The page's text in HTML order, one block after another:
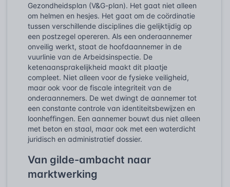
Gezondheidsplan (V&G-plan). Het gaat niet alleen
om helmen en hesjes. Het gaat om de coördinatie
tussen verschillende disciplines die gelijktijdig op
een postzegel opereren. Als een onderaannemer
onveilig werkt, staat de hoofdaannemer in de
vuurlinie van de Arbeidsinspectie. De
ketenaansprakelijkheid maakt dit plaatje
compleet. Niet alleen voor de fysieke veiligheid,
maar ook voor de fiscale integriteit van de
onderaannemers. De wet dwingt de aannemer tot
een constante controle van identiteitsbewijzen en
loonheffingen. Een aannemer bouwt dus niet alleen
met beton en staal, maar ook met een waterdicht
juridisch en administratief dossier.
Van gilde-ambacht naar
marktwerking